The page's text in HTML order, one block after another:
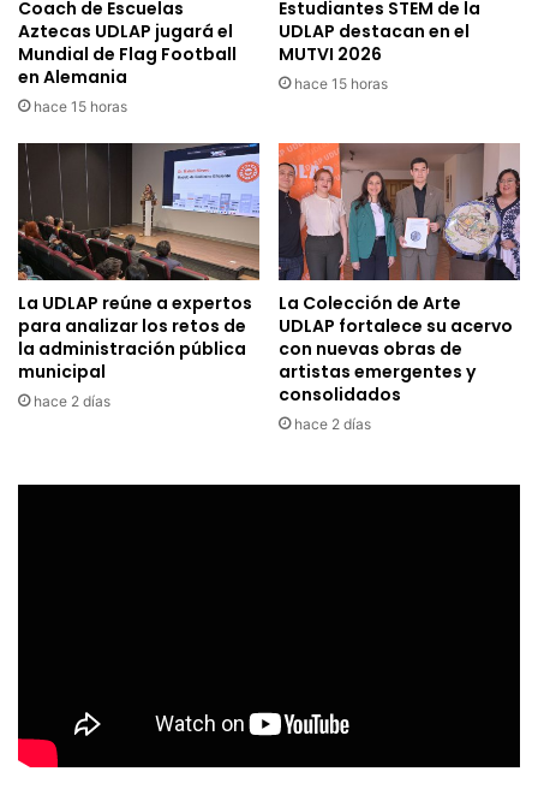
Coach de Escuelas
Aztecas UDLAP jugará el
Mundial de Flag Football
en Alemania
hace 15 horas
Estudiantes STEM de la
UDLAP destacan en el
MUTVI 2026
hace 15 horas
La UDLAP reúne a expertos
para analizar los retos de
la administración pública
municipal
hace 2 días
La Colección de Arte
UDLAP fortalece su acervo
con nuevas obras de
artistas emergentes y
consolidados
hace 2 días